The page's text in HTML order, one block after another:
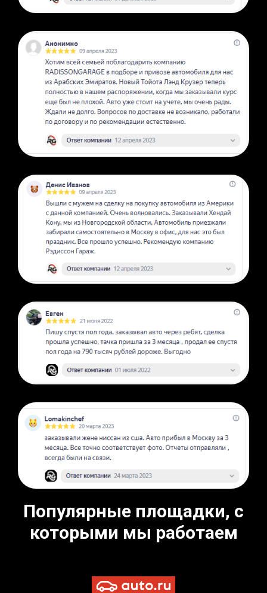
Популярные площадки, с
которыми мы работаем